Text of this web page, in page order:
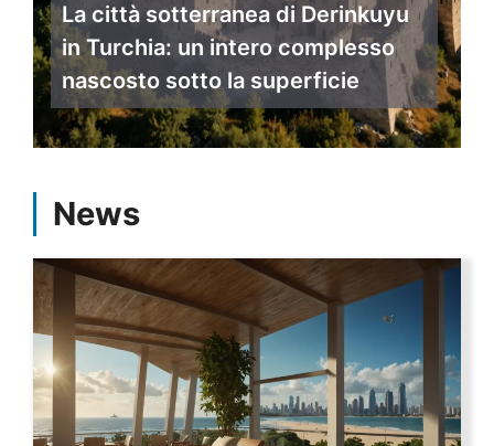
La città sotterranea di Derinkuyu
in Turchia: un intero complesso
nascosto sotto la superficie
News